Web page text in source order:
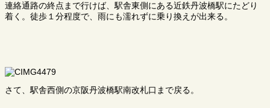
連絡通路の終点まで行けば、駅舎東側にある近鉄丹波橋駅にたどり
着く。徒歩１分程度で、雨にも濡れずに乗り換えが出来る。
さて、駅舎西側の京阪丹波橋駅南改札口まで戻る。